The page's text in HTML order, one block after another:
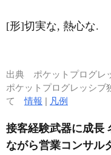
[形]切実な, 熱心な.
出典 ポケットプログレ
ポケットプログレッシブ
て情報 | 凡例
接客経験武器に成長
ながら営業コンサル